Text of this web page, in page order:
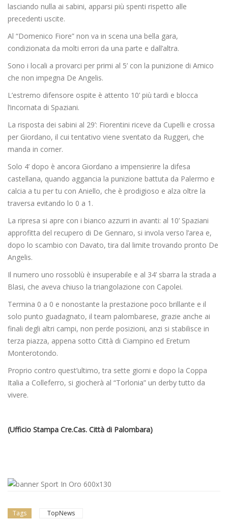
lasciando nulla ai sabini, apparsi più spenti rispetto alle
precedenti uscite.
Al “Domenico Fiore” non va in scena una bella gara,
condizionata da molti errori da una parte e dall’altra.
Sono i locali a provarci per primi al 5’ con la punizione di Amico
che non impegna De Angelis.
L’estremo difensore ospite è attento 10’ più tardi e blocca
l’incornata di Spaziani.
La risposta dei sabini al 29’: Fiorentini riceve da Cupelli e crossa
per Giordano, il cui tentativo viene sventato da Ruggeri, che
manda in corner.
Solo 4’ dopo è ancora Giordano a impensierire la difesa
castellana, quando aggancia la punizione battuta da Palermo e
calcia a tu per tu con Aniello, che è prodigioso e alza oltre la
traversa evitando lo 0 a 1.
La ripresa si apre con i bianco azzurri in avanti: al 10’ Spaziani
approfitta del recupero di De Gennaro, si invola verso l’area e,
dopo lo scambio con Davato, tira dal limite trovando pronto De
Angelis.
Il numero uno rossoblù è insuperabile e al 34’ sbarra la strada a
Blasi, che aveva chiuso la triangolazione con Capolei.
Termina 0 a 0 e nonostante la prestazione poco brillante e il
solo punto guadagnato, il team palombarese, grazie anche ai
finali degli altri campi, non perde posizioni, anzi si stabilisce in
terza piazza, appena sotto Città di Ciampino ed Eretum
Monterotondo.
Proprio contro quest’ultimo, tra sette giorni e dopo la Coppa
Italia a Colleferro, si giocherà al “Torlonia” un derby tutto da
vivere.
(Ufficio Stampa Cre.Cas. Città di Palombara)
Tags TopNews